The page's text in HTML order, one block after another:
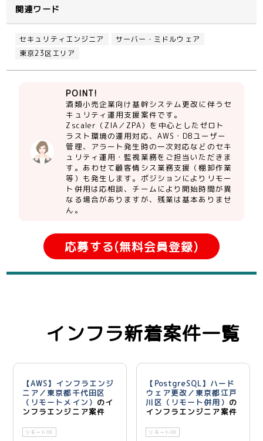
関連ワード
セキュリティエンジニア
サーバー・ミドルウェア
東京23区エリア
POINT!
酒類小売企業向け基幹システム更改に伴うセ
キュリティ運用支援案件です。
Zscaler（ZIA／ZPA）を中心としたゼロト
ラスト環境の運用対応、AWS・DBユーザー
管理、アラート発生時の一次対応などのセキ
ュリティ運用・監視業務をご担当いただきま
す。あわせて顧客情シス業務支援（棚卸作業
等）も発生します。ポジションによりリモー
ト併用は応相談、チームにより開始時間が異
なる場合がありますが、残業は基本ありませ
ん。
応募する(無料会員登録)
インフラ新着案件一覧
【AWS】インフラエンジ
ニア／東京都千代田区
（リモートメイン） のイ
ンフラエンジニア案件
リモートOK
【PostgreSQL】ハード
ウェア更改／東京都江戸
川区（リモート併用） の
インフラエンジニア案件
リモートOK